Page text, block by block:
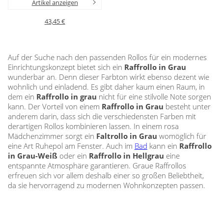
Artikel anzeigen
43,45 €
Auf der Suche nach den passenden Rollos für ein modernes
Einrichtungskonzept bietet sich ein Raffrollo in Grau
wunderbar an. Denn dieser Farbton wirkt ebenso dezent wie
wohnlich und einladend. Es gibt daher kaum einen Raum, in
dem ein Raffrollo in grau nicht für eine stilvolle Note sorgen
kann. Der Vorteil von einem Raffrollo in Grau besteht unter
anderem darin, dass sich die verschiedensten Farben mit
derartigen Rollos kombinieren lassen. In einem rosa
Mädchenzimmer sorgt ein Faltrollo in Grau womöglich für
eine Art Ruhepol am Fenster. Auch im Bad kann ein Raffrollo
in Grau-Weiß oder ein Raffrollo in Hellgrau eine
entspannte Atmosphäre garantieren. Graue Raffrollos
erfreuen sich vor allem deshalb einer so großen Beliebtheit,
da sie hervorragend zu modernen Wohnkonzepten passen.